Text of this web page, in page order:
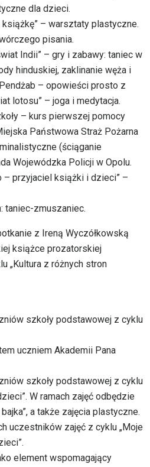
dla dzieci.
– warsztaty plastyczne.
pisania.
Indii” – gry i zabawy: taniec w
hinduskiej, zaklinanie węża i
– opowieści prosto z
lotosu” – joga i medytacja.
– kurs pierwszej pomocy
Państwowa Straż Pożarna
(ściąganie
Wojewódzka Policji w Opolu.
– przyjaciel książki i dzieci” –
taniec-zmuszaniec.
z Ireną Wyczółkowską
książce prozatorskiej
„Kultura z różnych stron
szkoły podstawowej z cyklu
uczniem Akademii Pana
szkoły podstawowej z cyklu
W ramach zajęć odbędzie
a także zajęcia plastyczne.
uczestników zajęć z cyklu „Moje
element wspomagający